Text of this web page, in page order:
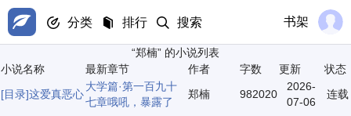
分类 排行 搜索 书架
“郑楠” 的小说列表
小说名称
最新章节 作者 字数 更新
状态
[目录]这爱真恶心
大学篇·第一百九十
七章哦吼，暴露了
郑楠 982020
2026-
07-06
连载